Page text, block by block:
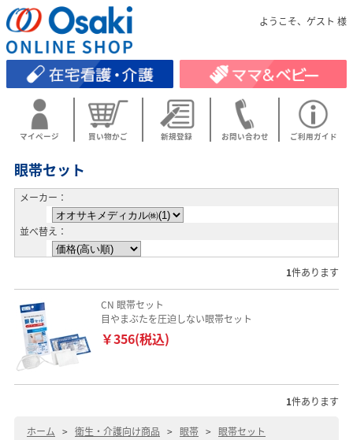
ようこそ、ゲスト 様
マイページ 買い物かご 新規登録 お問い合わせ ご利用ガイド
眼帯セット
メーカー：
並べ替え：
1件あります
CN 眼帯セット
目やまぶたを圧迫しない眼帯セット
￥356(税込)
1件あります
ホーム > 衛生・介護向け商品 > 眼帯 > 眼帯セット